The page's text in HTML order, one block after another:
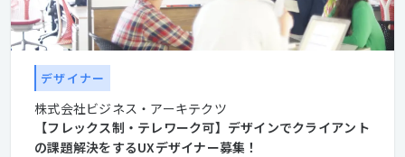
デザイナー
株式会社ビジネス・アーキテクツ
【フレックス制・テレワーク可】デザインでクライアント
の課題解決をするUXデザイナー募集！